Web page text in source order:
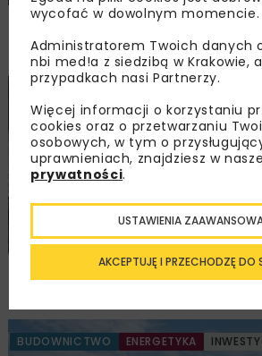
Ceny od 76,6 mln zł
Czy Port Polska powstanie
BUDOWNICTWO ENERGETYKA
wycofać w dowolnym momencie.
Administratorem Twoich danych
nbi med!a z siedzibą w Krakowie,
przypadkach nasi Partnerzy.
Więcej informacji o korzystaniu
cookies oraz o przetwarzaniu
osobowych, w tym o
uprawnieniach, znajdziesz w
prywatności.
AKCEPTUJĘ I PRZECHODZĘ DO
USTAWIENIA